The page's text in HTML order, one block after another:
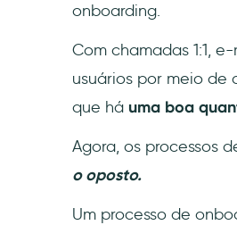
onboarding.
Com chamadas 1:1,
usuários por meio de
que há uma boa
Agora, os processos
o oposto.
Um processo de